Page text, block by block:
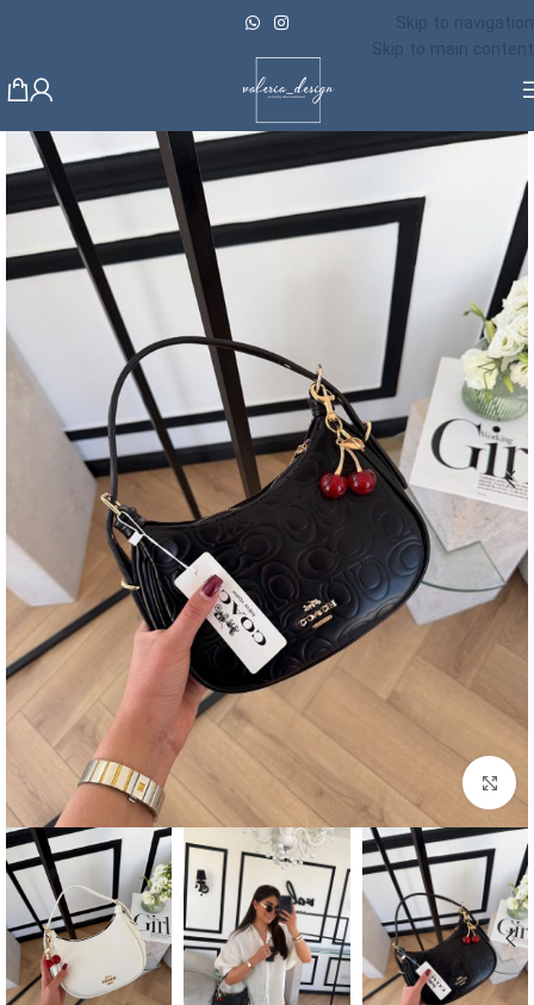
Skip to navigation
Skip to main content
بزرگنمایی تصویر